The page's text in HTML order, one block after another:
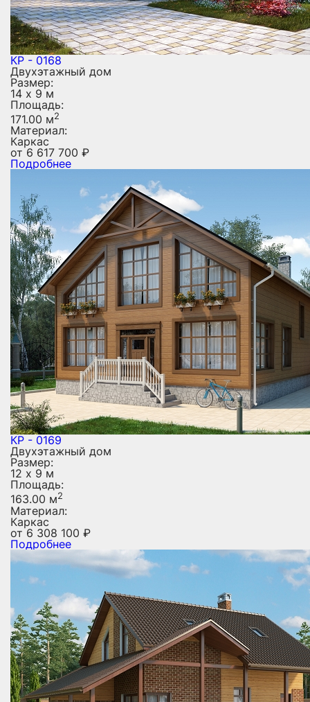
КР - 0168
Двухэтажный дом
Размер:
14 х 9 м
Площадь:
171.00 м2
Материал:
Каркас
от6 617 700 ₽
Подробнее
КР - 0169
Двухэтажный дом
Размер:
12 х 9 м
Площадь:
163.00 м2
Материал:
Каркас
от6 308 100 ₽
Подробнее